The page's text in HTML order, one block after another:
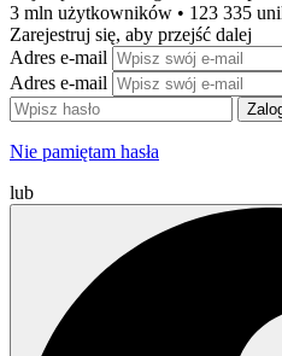
3 mln użytkowników • 123 335
Zarejestruj się, aby przejść dalej
Adres e-mail
Adres e-mail
Nie pamiętam hasła
lub